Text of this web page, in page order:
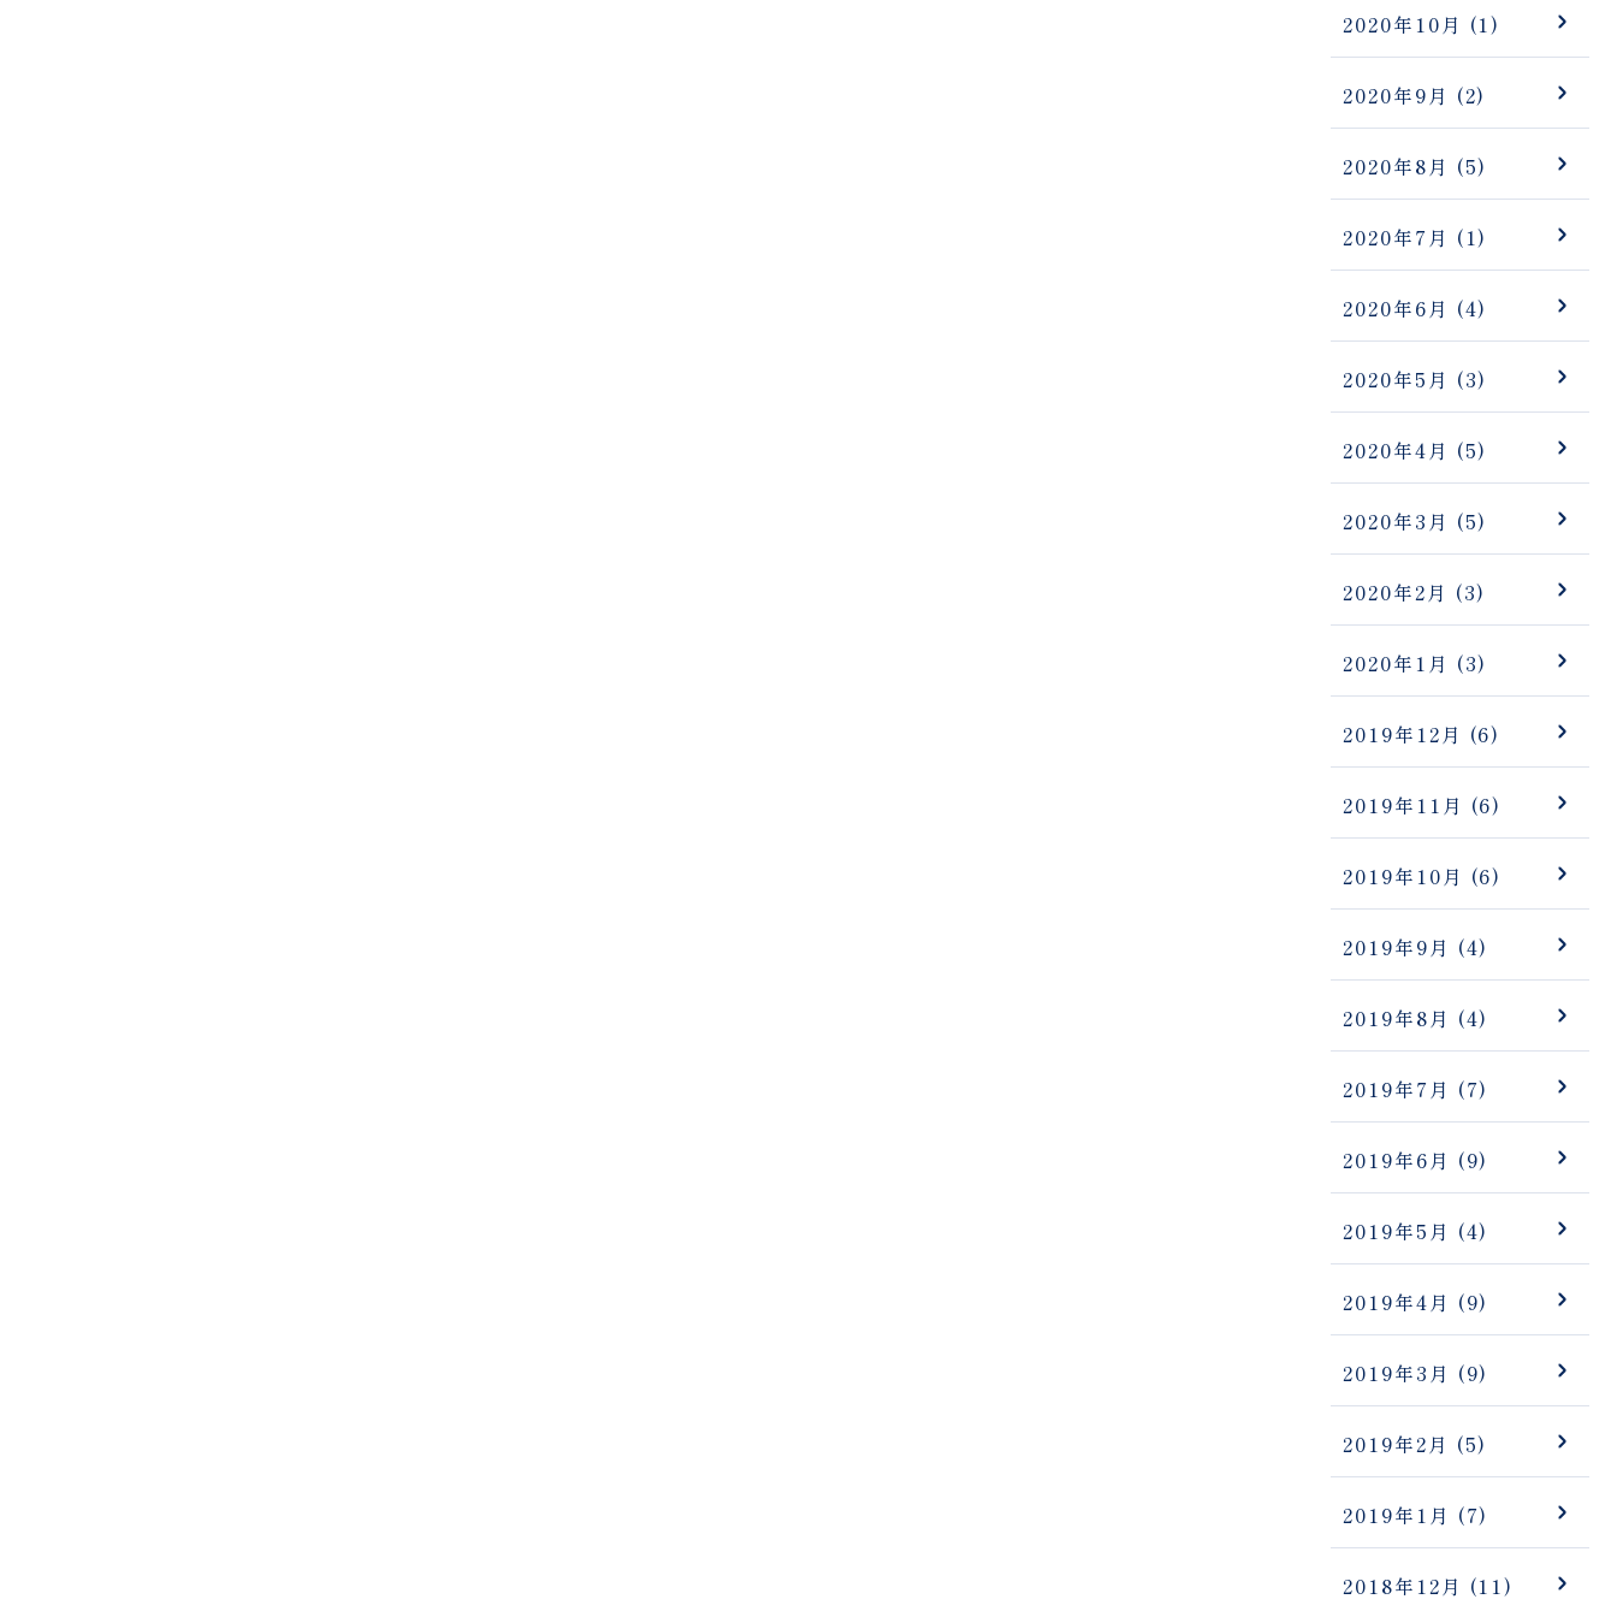
2020年10月 (1)
2020年9月 (2)
2020年8月 (5)
2020年7月 (1)
2020年6月 (4)
2020年5月 (3)
2020年4月 (5)
2020年3月 (5)
2020年2月 (3)
2020年1月 (3)
2019年12月 (6)
2019年11月 (6)
2019年10月 (6)
2019年9月 (4)
2019年8月 (4)
2019年7月 (7)
2019年6月 (9)
2019年5月 (4)
2019年4月 (9)
2019年3月 (9)
2019年2月 (5)
2019年1月 (7)
2018年12月 (11)